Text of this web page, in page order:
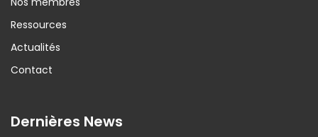
Ressources
Actualités
Contact
Dernières News